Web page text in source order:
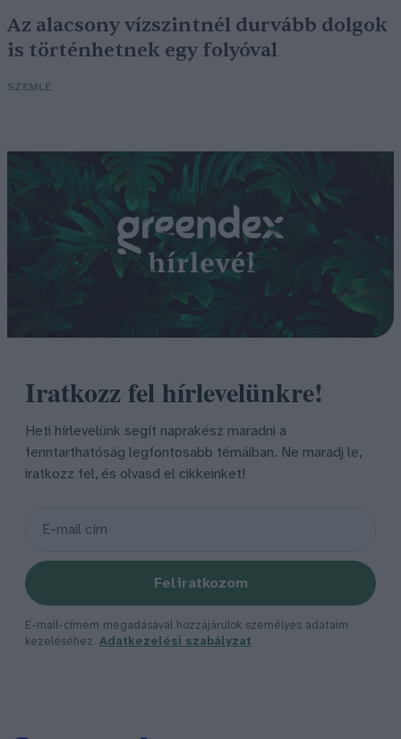
Az alacsony vízszintnél durvább dolgok
is történhetnek egy folyóval
SZEMLE
Iratkozz fel hírlevelünkre!
Heti hírlevelünk segít naprakész maradni a
fenntarthatóság legfontosabb témáiban. Ne maradj le,
iratkozz fel, és olvasd el cikkeinket!
Feliratkozom
E-mail-címem megadásával hozzájárulok személyes adataim
kezeléséhez. Adatkezelési szabályzat